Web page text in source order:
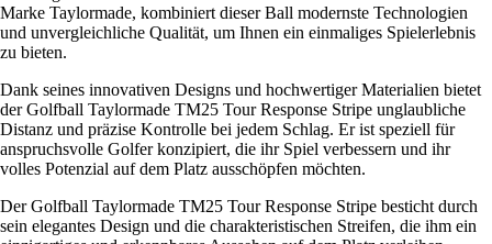
Marke Taylormade, kombiniert dieser Ball modernste Technologien
und unvergleichliche Qualität, um Ihnen ein einmaliges Spielerlebnis
zu bieten.
Dank seines innovativen Designs und hochwertiger Materialien bietet
der Golfball Taylormade TM25 Tour Response Stripe unglaubliche
Distanz und präzise Kontrolle bei jedem Schlag. Er ist speziell für
anspruchsvolle Golfer konzipiert, die ihr Spiel verbessern und ihr
volles Potenzial auf dem Platz ausschöpfen möchten.
Der Golfball Taylormade TM25 Tour Response Stripe besticht durch
sein elegantes Design und die charakteristischen Streifen, die ihm ein